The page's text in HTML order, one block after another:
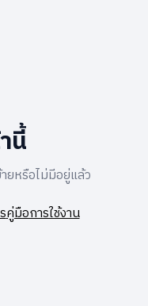
นี้
หรือไม่มีอยู่แล้ว
คู่มือการใช้งาน